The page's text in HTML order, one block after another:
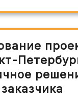
заказчика